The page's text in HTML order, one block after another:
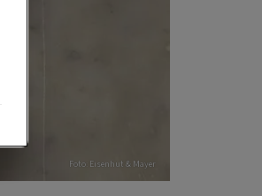
Foto: Eisenhut & Mayer